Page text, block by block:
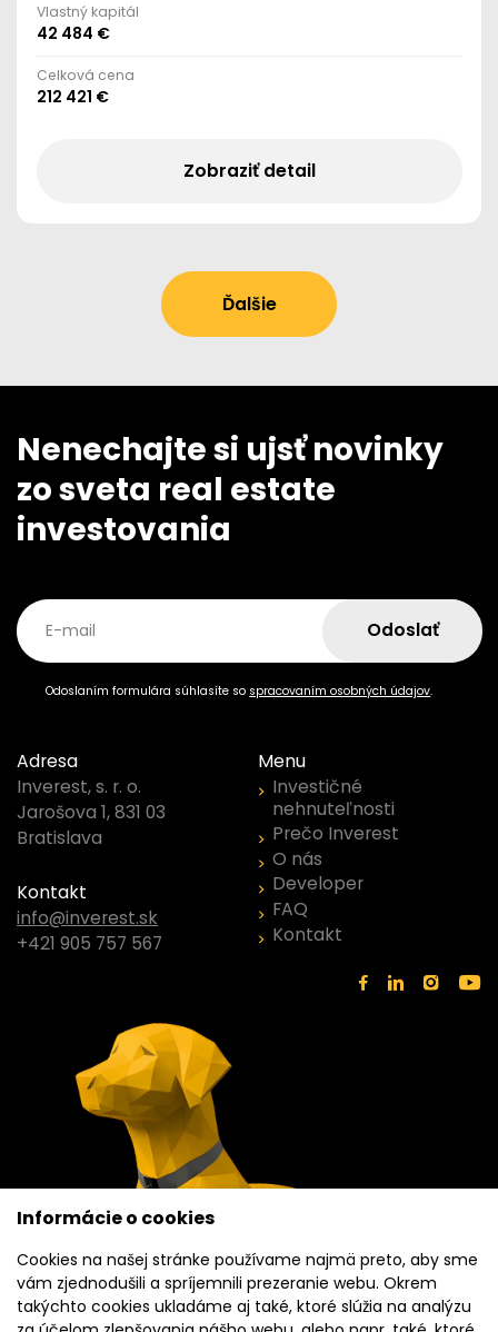
Vlastný kapitál
42 484 €
Celková cena
212 421 €
Zobraziť detail
Ďalšie
Nenechajte si ujsť novinky
zo sveta real estate
investovania
E-mail Odoslať
Odoslaním formulára súhlasíte so spracovaním osobných údajov.
Adresa
Inverest, s. r. o.
Jarošova 1, 831 03
Bratislava
Kontakt
info@inverest.sk
+421 905 757 567
Menu
Investičné
nehnuteľnosti
Prečo Inverest
O nás
Developer
FAQ
Kontakt
Informácie o cookies
Cookies na našej stránke používame najmä preto, aby sme
vám zjednodušili a spríjemnili prezeranie webu. Okrem
takýchto cookies ukladáme aj také, ktoré slúžia na analýzu